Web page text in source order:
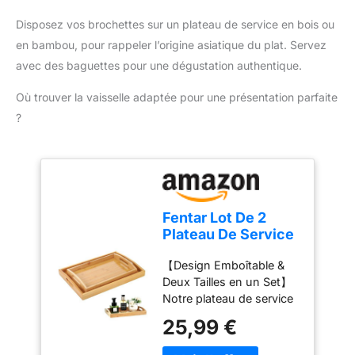
monde afin de prolonger
sa durée de vie.
grâce au thermostat
réglable par bouton
éclairage LED. Le câble
d'alimentation de 1,4 m
permet une flexibilité
comme à l'extérieur, ce
barbecue de table est
idéal pour un repas
convivial entre amis ou
en famille. Le bac à eau
réduit également fumée
récupérer les graisses
Grillades en toute
sécurité - Le revêtement
Safetouch du gril
électrique ne conduit pas
Disposez vos brochettes sur un plateau de service en bois ou
en bambou, pour rappeler l’origine asiatique du plat. Servez
avec des baguettes pour une dégustation authentique.
Où trouver la vaisselle adaptée pour une présentation parfaite
?
Fentar Lot De 2
Plateau De Service
en Bambou
Empilables avec
Poignées, Petit
Plateaux
Rectangulaire pour
Cuisine, Salon, Bar,
【Design Emboîtable &
Deux Tailles en un Set】
Notre plateau de service
adopte un design
ingénieux emboîtable qui
25,99 €